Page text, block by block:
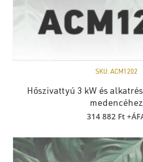
SKU: ACM1202
Hőszivattyú 3 kW és
medencéhez
314 882 Ft